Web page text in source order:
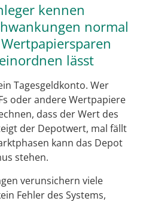
kennen
normal
lässt
Tagesgeldkonto. Wer
oder andere Wertpapiere
dass der Wert des
der Depotwert, mal fällt
kann das Depot
stehen.
verunsichern viele
Fehler des Systems,